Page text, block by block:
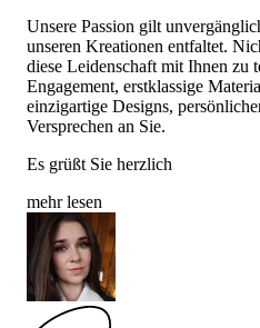
Unsere Passion gilt
unseren Kreationen entfaltet.
diese Leidenschaft mit Ihnen zu
Engagement, erstklassige
einzigartige Designs,
Versprechen an Sie.
Es grüßt Sie herzlich
mehr lesen